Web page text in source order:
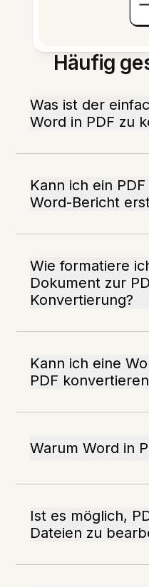
Häufig
Was ist der
Word in PDF zu
Kann ich ein
Word-Bericht
Wie formatiere
Dokument zur
Konvertierung?
Kann ich eine
PDF
Warum Word in
Ist es möglich,
Dateien zu